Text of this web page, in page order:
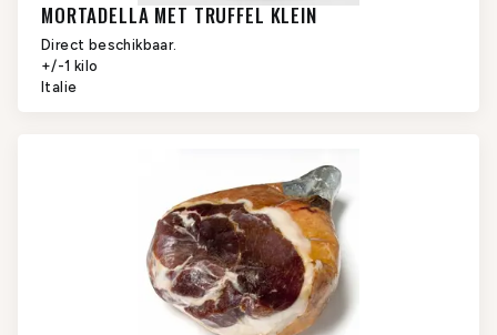
MORTADELLA MET TRUFFEL KLEIN
Direct beschikbaar.
+/-1 kilo
Italie